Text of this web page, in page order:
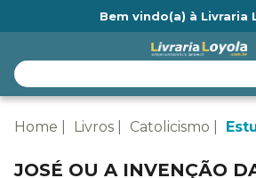
Bem vindo(a) à Livraria
Home Livros Catolicismo
JOSÉ OU A INVENÇÃO